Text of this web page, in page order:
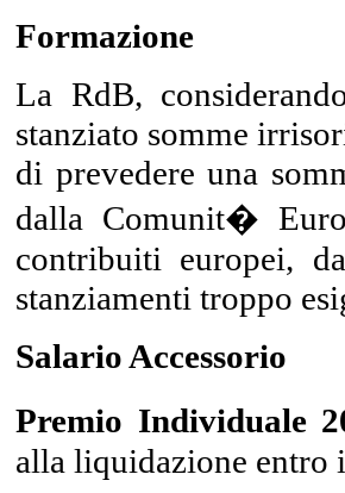
Formazione
La RdB,
stanziato somme
di prevedere una
dalla Comunit�
contribuiti europei,
stanziamenti troppo
Salario Accessorio
Premio Individuale
alla liquidazione entro